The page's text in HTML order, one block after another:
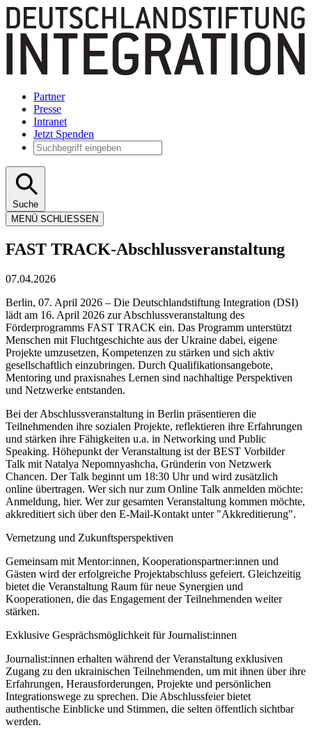
Partner
Presse
Intranet
Jetzt Spenden
Suche
MENÜ SCHLIESSEN
FAST TRACK-Abschlussveranstaltung
07.04.2026
Berlin, 07. April 2026 – Die Deutschlandstiftung Integration (DSI)
lädt am 16. April 2026 zur Abschlussveranstaltung des
Förderprogramms FAST TRACK ein. Das Programm unterstützt
Menschen mit Fluchtgeschichte aus der Ukraine dabei, eigene
Projekte umzusetzen, Kompetenzen zu stärken und sich aktiv
gesellschaftlich einzubringen. Durch Qualifikationsangebote,
Mentoring und praxisnahes Lernen sind nachhaltige Perspektiven
und Netzwerke entstanden.
Bei der Abschlussveranstaltung in Berlin präsentieren die
Teilnehmenden ihre sozialen Projekte, reflektieren ihre Erfahrungen
und stärken ihre Fähigkeiten u.a. in Networking und Public
Speaking. Höhepunkt der Veranstaltung ist der BEST Vorbilder
Talk mit Natalya Nepomnyashcha, Gründerin von Netzwerk
Chancen. Der Talk beginnt um 18:30 Uhr und wird zusätzlich
online übertragen. Wer sich nur zum Online Talk anmelden möchte:
Anmeldung, hier. Wer zur gesamten Veranstaltung kommen möchte,
akkreditiert sich über den E-Mail-Kontakt unter "Akkreditierung".
Vernetzung und Zukunftsperspektiven
Gemeinsam mit Mentor:innen, Kooperationspartner:innen und
Gästen wird der erfolgreiche Projektabschluss gefeiert. Gleichzeitig
bietet die Veranstaltung Raum für neue Synergien und
Kooperationen, die das Engagement der Teilnehmenden weiter
stärken.
Exklusive Gesprächsmöglichkeit für Journalist:innen
Journalist:innen erhalten während der Veranstaltung exklusiven
Zugang zu den ukrainischen Teilnehmenden, um mit ihnen über ihre
Erfahrungen, Herausforderungen, Projekte und persönlichen
Integrationswege zu sprechen. Die Abschlussfeier bietet
authentische Einblicke und Stimmen, die selten öffentlich sichtbar
werden.